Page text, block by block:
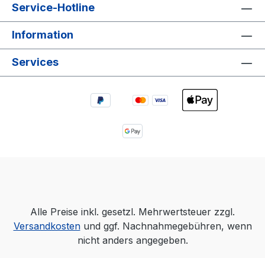
Service-Hotline
Information
Services
Alle Preise inkl. gesetzl. Mehrwertsteuer zzgl.
Versandkostenund ggf. Nachnahmegebühren, wenn
nicht anders angegeben.